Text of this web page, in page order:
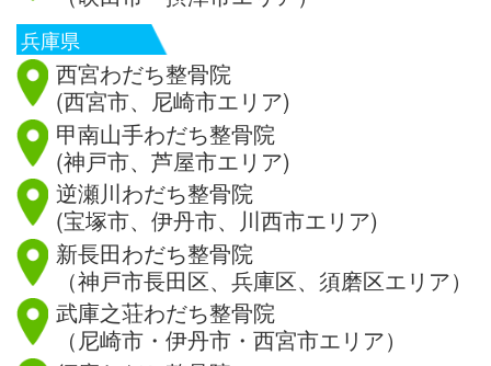
兵庫県
西宮わだち整骨院
(西宮市、尼崎市エリア)
甲南山手わだち整骨院
(神戸市、芦屋市エリア)
逆瀬川わだち整骨院
(宝塚市、伊丹市、川西市エリア)
新長田わだち整骨院
（神戸市長田区、兵庫区、須磨区エリア）
武庫之荘わだち整骨院
（尼崎市・伊丹市・西宮市エリア）